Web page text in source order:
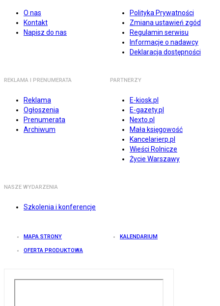
O nas
Kontakt
Napisz do nas
Polityka Prywatności
Zmiana ustawień zgód
Regulamin serwisu
Informacje o nadawcy
Deklaracja dostępności
REKLAMA I PRENUMERATA
Reklama
Ogłoszenia
Prenumerata
Archiwum
PARTNERZY
E-kiosk.pl
E-gazety.pl
Nexto.pl
Mała księgowość
Kancelarierp.pl
Wieści Rolnicze
Życie Warszawy
NASZE WYDARZENIA
Szkolenia i konferencje
MAPA STRONY KALENDARIUM
OFERTA PRODUKTOWA